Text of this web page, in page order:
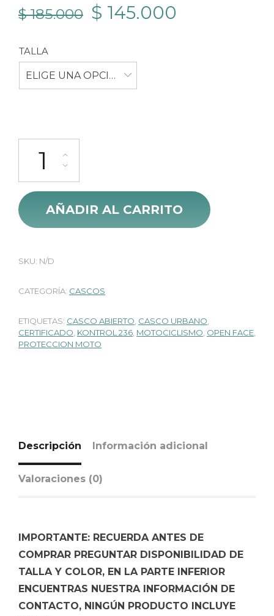
$185.000 El
original
era:
$ 145.000
TALLA
ELIGE UNA OPCIÓN
AÑADIR AL CARRITO
SKU: N/D
CATEGORÍA: CASCOS
ETIQUETAS: CASCO ABIERTO CASCO URBANO
CERTIFICADO KONTROL 236 MOTOCICLISMO OPEN FACE
PROTECCION MOTO
Descripción Información adicional
Valoraciones (0)
IMPORTANTE: RECUERDA ANTES DE
COMPRAR PREGUNTAR DISPONIBILIDAD DE
TALLA Y COLOR, EN LA PARTE INFERIOR
ENCUENTRAS NUESTRA INFORMACIÓN DE
CONTACTO, NINGÚN PRODUCTO INCLUYE